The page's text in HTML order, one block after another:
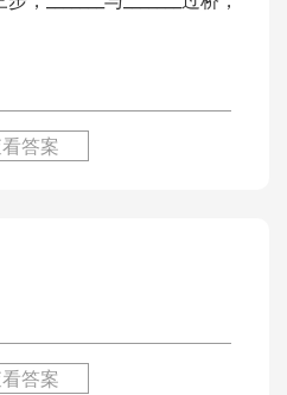
答案
答案